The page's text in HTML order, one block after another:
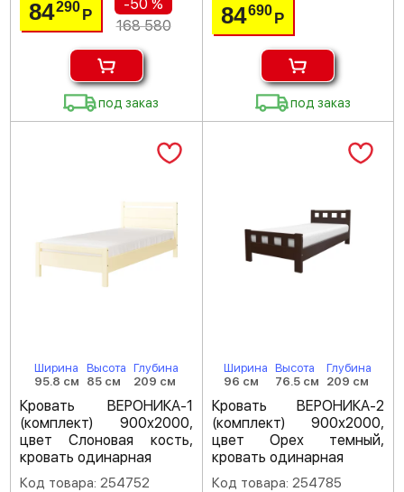
84290Р
-50 %
168 580
под заказ
84690 Р
под заказ
Ширина
95.8 см
Высота
85 см
Глубина
209 см
Кровать ВЕРОНИКА-1
(комплект) 900х2000,
цвет Слоновая кость,
кровать одинарная
Код товара: 254752
Ширина
96 см
Высота
76.5 см
Глубина
209 см
Кровать ВЕРОНИКА-2
(комплект) 900х2000,
цвет Орех темный,
кровать одинарная
Код товара: 254785